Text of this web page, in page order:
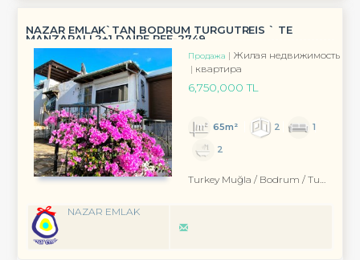
NAZAR EMLAK`TAN BODRUM TURGUTREİS ` TE
MANZARALI 2+1 DAİRE REF-2749
Продажа
Жилая недвижимость
квартира
6,750,000 TL
65m² 2
1
2
Turkey Muğla / Bodrum / Turgutreis
NAZAR EMLAK